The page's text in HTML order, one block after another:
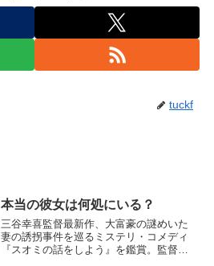
tuckf
本当の彼女は何処にいる？
三谷幸喜監督最新作、大富豪の謎めいた
妻の誘拐事件を巡るミステリ・コメディ
『スオミの話をしよう』を鑑賞。監督の